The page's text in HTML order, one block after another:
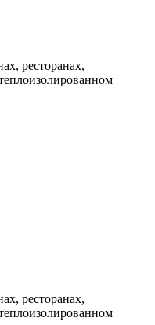
ресторанах,
ресторанах,